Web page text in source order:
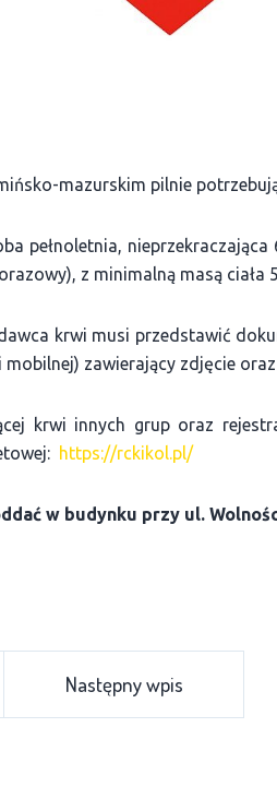
mazurskim pilnie
pełnoletnia,
z minimalną masą ciała
krwi musi przedstawić
zawierający zdjęcie oraz
krwi innych grup oraz
https://rckikol.pl/
w budynku przy ul.
Następny wpis